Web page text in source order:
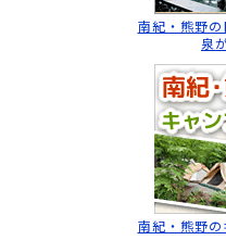
南紀・熊野
泉
南紀・熊野